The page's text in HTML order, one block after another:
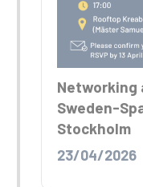
Networking
Sweden-
Stockholm
23/04/2026